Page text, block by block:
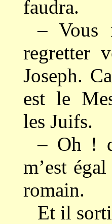
faudra.
– Vous
regretter
Joseph.
est le
les Juifs.
– Oh !
m’est
romain.
Et il